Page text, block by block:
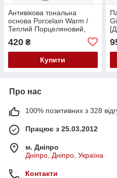
Антивікова тональна
основа Porcelain Warm /
Теплий Порцеляновий,
Oriflame, 30 мл
420 ₴
Купити
Про нас
100% позитивних з 328
Працює з 25.03.2012
м. Дніпро
Дніпро, Дніпро, Україна
Контакти